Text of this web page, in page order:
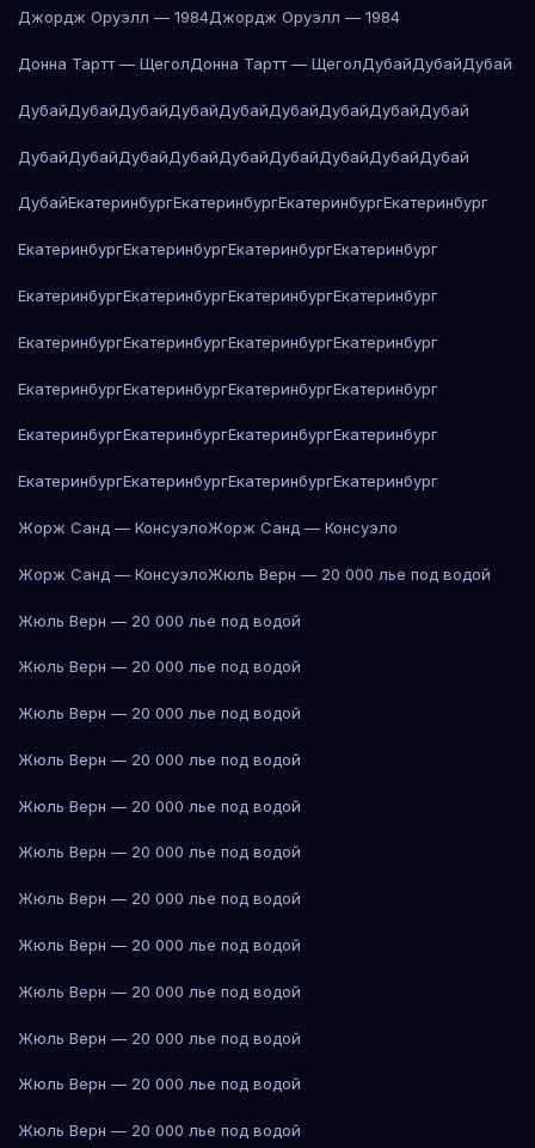
Джордж Оруэлл — 1984Джордж Оруэлл — 1984
Донна Тартт — ЩеголДонна Тартт — ЩеголДубайДубайДубай
ДубайДубайДубайДубайДубайДубайДубайДубайДубай
ДубайДубайДубайДубайДубайДубайДубайДубайДубай
ДубайЕкатеринбургЕкатеринбургЕкатеринбургЕкатеринбург
ЕкатеринбургЕкатеринбургЕкатеринбургЕкатеринбург
ЕкатеринбургЕкатеринбургЕкатеринбургЕкатеринбург
ЕкатеринбургЕкатеринбургЕкатеринбургЕкатеринбург
ЕкатеринбургЕкатеринбургЕкатеринбургЕкатеринбург
ЕкатеринбургЕкатеринбургЕкатеринбургЕкатеринбург
ЕкатеринбургЕкатеринбургЕкатеринбургЕкатеринбург
Жорж Санд — КонсуэлоЖорж Санд — Консуэло
Жорж Санд — КонсуэлоЖюль Верн — 20 000 лье под водой
Жюль Верн — 20 000 лье под водой
Жюль Верн — 20 000 лье под водой
Жюль Верн — 20 000 лье под водой
Жюль Верн — 20 000 лье под водой
Жюль Верн — 20 000 лье под водой
Жюль Верн — 20 000 лье под водой
Жюль Верн — 20 000 лье под водой
Жюль Верн — 20 000 лье под водой
Жюль Верн — 20 000 лье под водой
Жюль Верн — 20 000 лье под водой
Жюль Верн — 20 000 лье под водой
Жюль Верн — 20 000 лье под водой